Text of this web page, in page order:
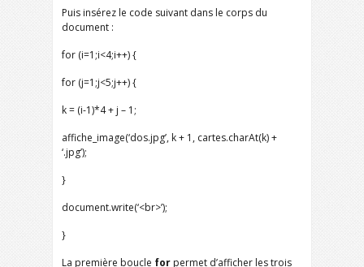
Puis insérez le code suivant dans le corps du
document :
for (i=1;i<4;i++) {
for (j=1;j<5;j++) {
k = (i-1)*4 + j – 1;
affiche_image(‘dos.jpg’, k + 1, cartes.charAt(k) +
‘.jpg’);
}
document.write(‘<br>’);
}
La première boucle for permet d’afficher les trois